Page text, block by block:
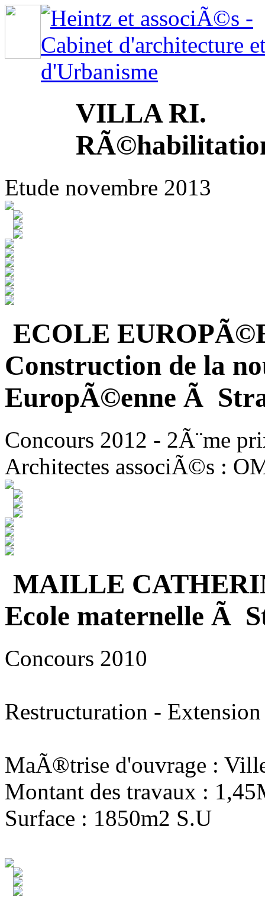
VILLA RI.
Etude novembre 2013
ECOLE
Construction de la
EuropÃ©enne Ã
Concours 2012 - 2Ã¨me
Architectes associÃ©s :
MAILLE
Ecole maternelle Ã
Concours 2010
Restructuration - Extension
MaÃ®trise d'ouvrage :
Montant des travaux :
Surface : 1850m2 S.U